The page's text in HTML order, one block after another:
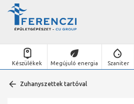
Készülékek Megújuló energia Szaniter
Zuhanyszettek tartóval